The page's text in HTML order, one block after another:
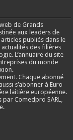
de Grands
aux leaders de
publiés dans le
des filières
L’annuaire du site
du monde
Chaque abonné
s’abonner à Euro
laitière européenne.
Comedpro SARL,